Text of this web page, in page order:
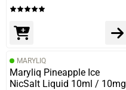
MARYLIQ
Maryliq Pineapple Ice
NicSalt Liquid 10ml / 10mg